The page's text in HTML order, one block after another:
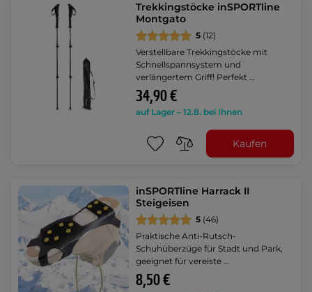
Trekkingstöcke inSPORTline
Montgato
5 (12)
Verstellbare Trekkingstöcke mit
Schnellspannsystem und
verlängertem Griff! Perfekt …
34,90 €
auf Lager – 12.8. bei Ihnen
Kaufen
inSPORTline Harrack II
Steigeisen
5 (46)
Praktische Anti-Rutsch-
Schuhüberzüge für Stadt und Park,
geeignet für vereiste …
8,50 €